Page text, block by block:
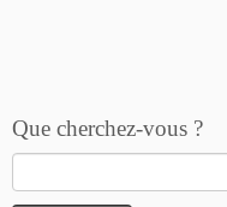
Que cherchez-vous ?